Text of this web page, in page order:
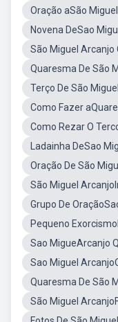
Oração aSão
Novena DeSao
São Miguel Arcanjo
Quaresma De São
Terço De São
Como Fazer
Como Rezar O
Ladainha DeSao
Oração De São
São Miguel
Grupo De
Pequeno
Sao MigueArcanjo
Sao Miguel
Quaresma De São
São Miguel